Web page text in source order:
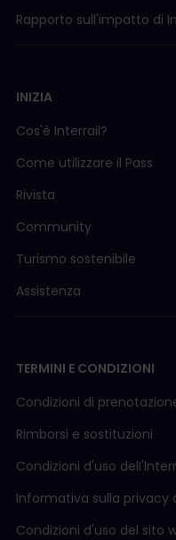
Rapporto sull'impatto di
INIZIA
Cos'è Interrail?
Come utilizzare il Pass
Rivista
Community
Turismo sostenibile
Assistenza
TERMINI E CONDIZIONI
Condizioni di
Rimborsi e sostituzioni
Condizioni d'uso
Informativa sulla privacy
Condizioni d'uso del sito